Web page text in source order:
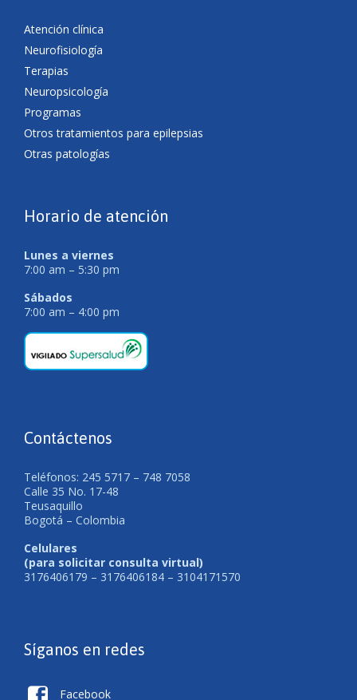
Atención clínica
Neurofisiología
Terapias
Neuropsicología
Programas
Otros tratamientos para epilepsias
Otras patologías
Horario de atención
Lunes a viernes
7:00 am – 5:30 pm
Sábados
7:00 am – 4:00 pm
Contáctenos
Teléfonos: 245 5717 – 748 7058
Calle 35 No. 17-48
Teusaquillo
Bogotá – Colombia
Celulares
(para solicitar consulta virtual)
3176406179 – 3176406184 – 3104171570
Síganos en redes
 Facebook